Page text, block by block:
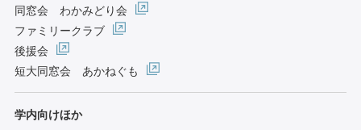
同窓会 わかみどり会
ファミリークラブ
後援会
短大同窓会 あかねぐも
学内向けほか